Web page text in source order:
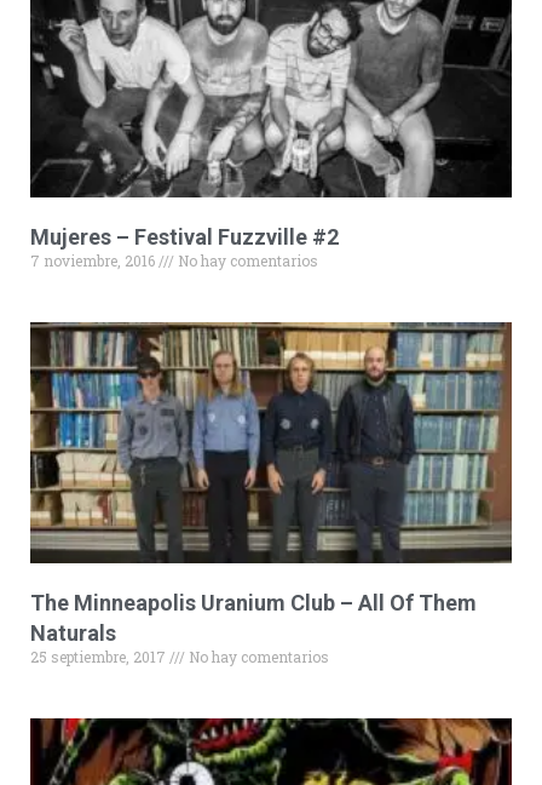
Mujeres – Festival Fuzzville #2
7 noviembre, 2016 No hay comentarios
The Minneapolis Uranium Club – All Of Them
Naturals
25 septiembre, 2017 No hay comentarios